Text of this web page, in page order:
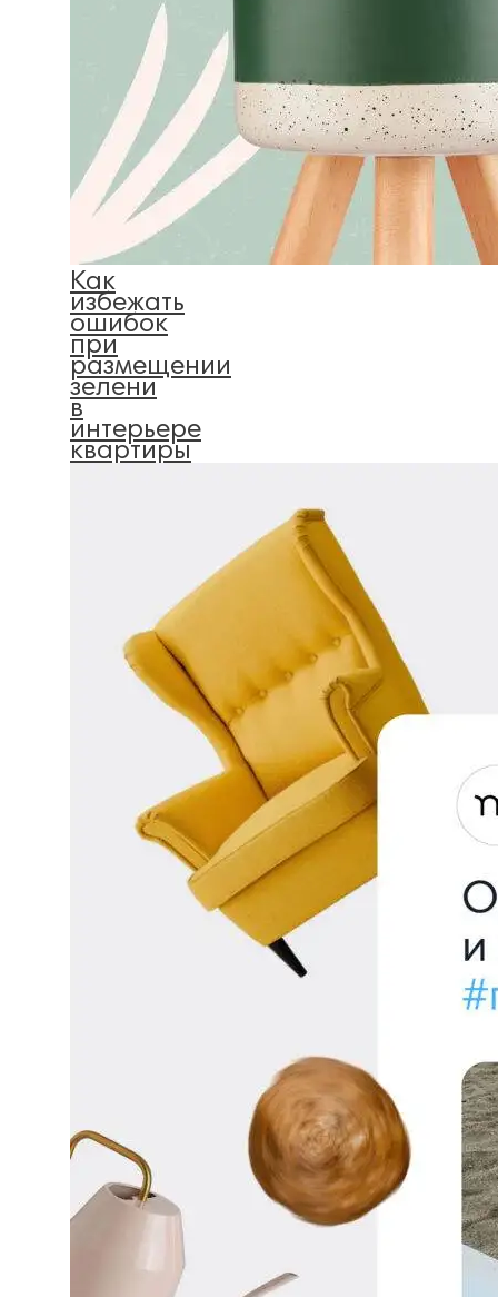
Как
избежать
ошибок
при
размещении
зелени
в
интерьере
квартиры